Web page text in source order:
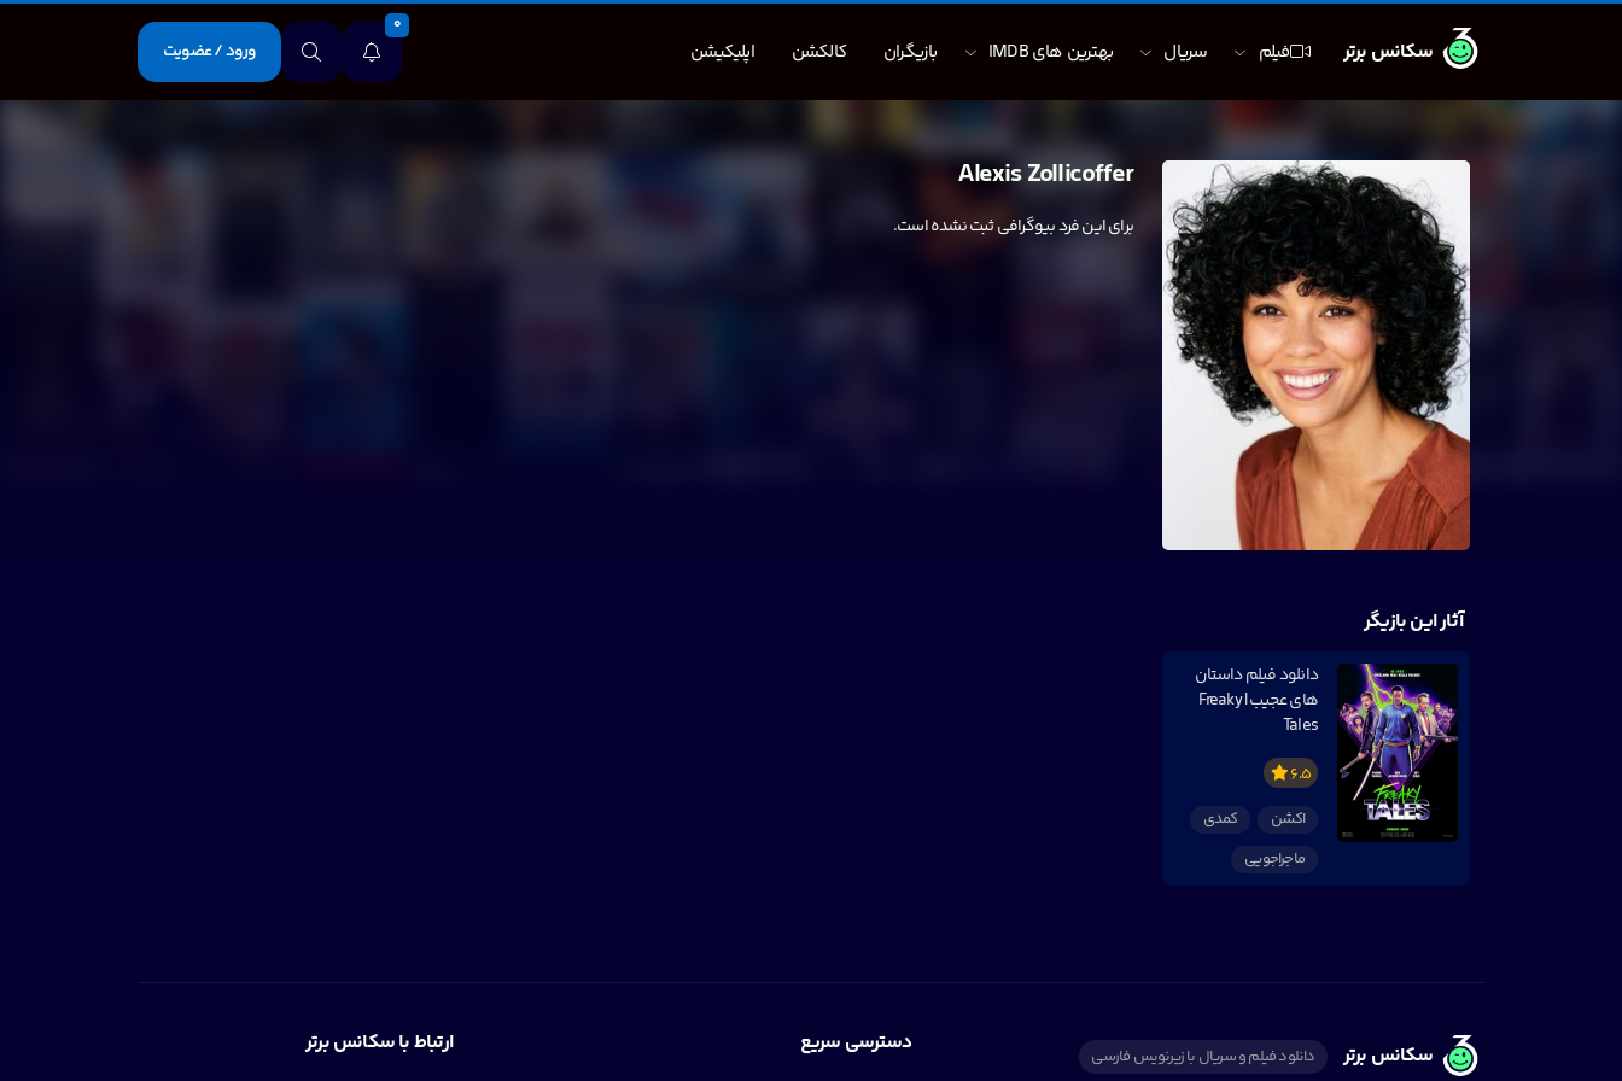
سکانس برتر فیلم سریال بهترین های IMDB بازیگران کالکشن اپلیکیشن
0
ورود / عضویت
Alexis Zollicoffer
برای این فرد بیوگرافی ثبت نشده است.
آثار این بازیگر
دانلود فیلم داستان
های عجیب | Freaky
Tales
6.5
اکشن
کمدی
ماجراجویی
سکانس برتر دانلود فیلم و سریال با زیرنویس فارسی دسترسی سریع ارتباط با سکانس برتر